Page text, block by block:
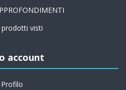
visti
account
Profilo